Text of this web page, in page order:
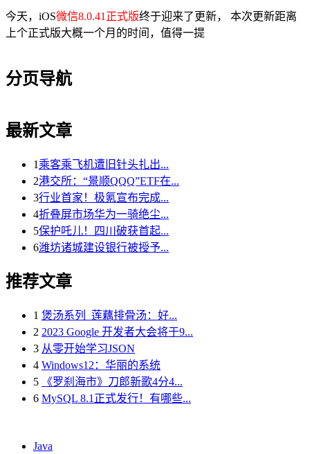
今天，iOS微信8.0.41正式版终于迎来了更新， 本次更新距离
上个正式版大概一个月的时间，值得一提
分页导航
最新文章
1 乘客乘飞机遭旧针头扎出...
2港交所：“景顺QQQ”ETF在...
3行业首家！极氪宣布完成...
4折叠屏市场华为一骑绝尘...
5保护吒儿！四川破获首起...
6潍坊诸城建设银行被授予...
推荐文章
1 煲汤系列_莲藕排骨汤：好...
2 2023 Google 开发者大会将于9...
3 从零开始学习JSON
4 Windows12：华丽的系统
5
《罗刹海市》刀郎新歌4分4...
6 MySQL 8.1正式发行！有哪些...
Java